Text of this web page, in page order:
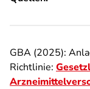
GBA (2025):
Richtlinie: